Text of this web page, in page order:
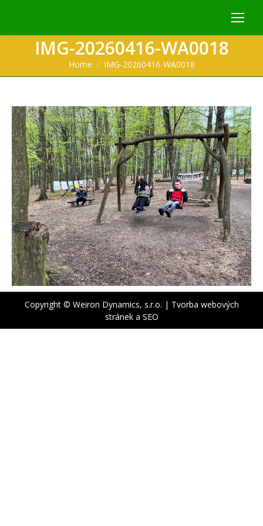
IMG-20260416-WA0018
You are here:
Home IMG-20260416-WA0018
Copyright © Weiron Dynamics, s.r.o. | Tvorba webových
stráneka SEO